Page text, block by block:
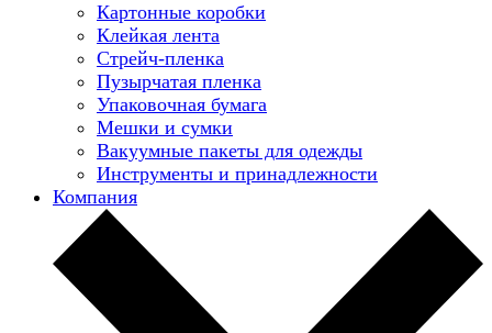
Картонные коробки
Клейкая лента
Стрейч-пленка
Пузырчатая пленка
Упаковочная бумага
Мешки и сумки
Вакуумные пакеты для одежды
Инструменты и принадлежности
Компания